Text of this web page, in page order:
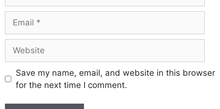
Save my name, email, and website in this browser
for the next time I comment.